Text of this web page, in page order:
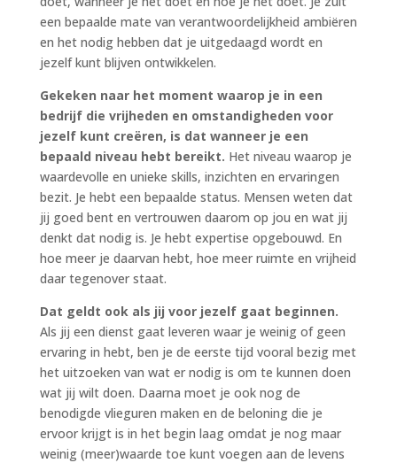
een bepaalde mate van verantwoordelijkheid ambiëren
en het nodig hebben dat je uitgedaagd wordt en
jezelf kunt blijven ontwikkelen.
Gekeken naar het moment waarop je in een
bedrijf die vrijheden en omstandigheden voor
jezelf kunt creëren, is dat wanneer je een
bepaald niveau hebt bereikt. Het niveau waarop je
waardevolle en unieke skills, inzichten en ervaringen
bezit. Je hebt een bepaalde status. Mensen weten dat
jij goed bent en vertrouwen daarom op jou en wat jij
denkt dat nodig is. Je hebt expertise opgebouwd. En
hoe meer je daarvan hebt, hoe meer ruimte en vrijheid
daar tegenover staat.
Dat geldt ook als jij voor jezelf gaat beginnen.
Als jij een dienst gaat leveren waar je weinig of geen
ervaring in hebt, ben je de eerste tijd vooral bezig met
het uitzoeken van wat er nodig is om te kunnen doen
wat jij wilt doen. Daarna moet je ook nog de
benodigde vlieguren maken en de beloning die je
ervoor krijgt is in het begin laag omdat je nog maar
weinig (meer)waarde toe kunt voegen aan de levens